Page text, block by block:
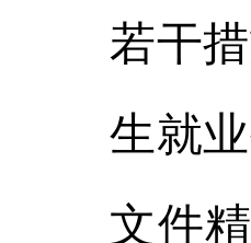
若干
生就
文件